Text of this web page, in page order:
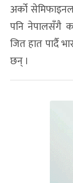
अर्को
पनि नेपालसँगै
जित हात पार्दै
छन् ।